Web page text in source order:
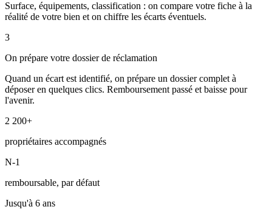
Surface, équipements, classification : on compare votre fiche à la
réalité de votre bien et on chiffre les écarts éventuels.
3
On prépare votre dossier de réclamation
Quand un écart est identifié, on prépare un dossier complet à
déposer en quelques clics. Remboursement passé et baisse pour
l'avenir.
2 200+
propriétaires accompagnés
N-1
remboursable, par défaut
Jusqu'à 6 ans